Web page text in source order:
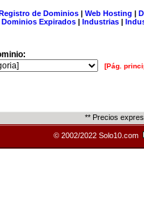
de Dominios| Web Hosting |
Dominios Expirados | Industrias |
[Pág.
** Precios
© 2002/2022 Solo10.com